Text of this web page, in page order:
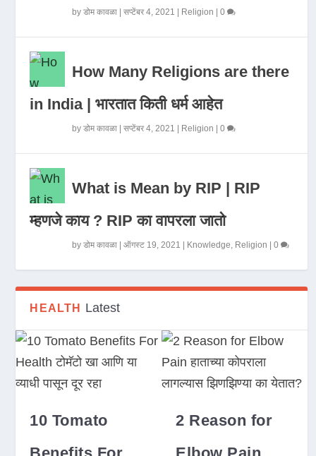
byडोम कावळा |सप्टेंबर 4, 2021 Religion |0
How Many Religions are there
in India | भारतात किती धर्म आहेत
byडोम कावळा |सप्टेंबर 4, 2021 Religion |0
What is Mean by RIP | RIP
म्हणजे काय ? RIP का वापरला जातो
byडोम कावळा |ऑगस्ट 19, 2021 Knowledge, Religion |0
HEALTH Latest
10 Tomato
2 Reason for